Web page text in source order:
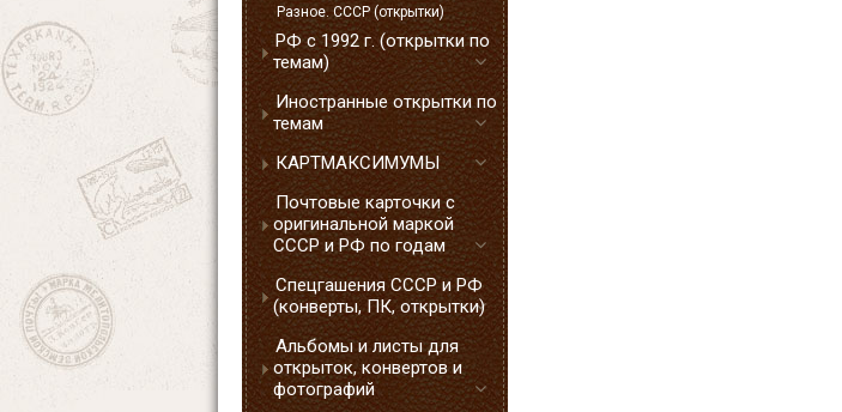
Разное. СССР (открытки)
РФ с 1992 г. (открытки по
темам)
Иностранные открытки по
темам
КАРТМАКСИМУМЫ
Почтовые карточки с
оригинальной маркой
СССР и РФ по годам
Спецгашения СССР и РФ
(конверты, ПК, открытки)
Альбомы и листы для
открыток, конвертов и
фотографий